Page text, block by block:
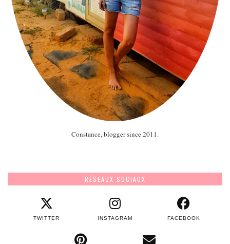
Constance, blogger since 2011.
RÉSEAUX SOCIAUX
TWITTER INSTAGRAM FACEBOOK